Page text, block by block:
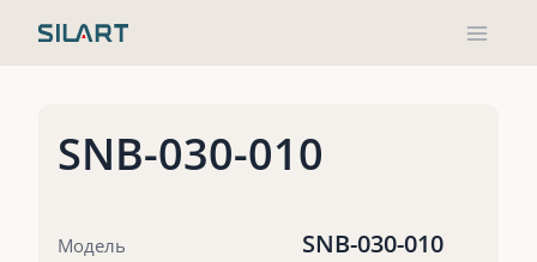
SNB-030-010
Модель SNB-030-010